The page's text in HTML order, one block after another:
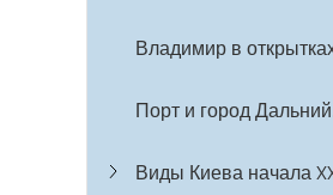
Владимир в
Порт и город
Виды Киева начала